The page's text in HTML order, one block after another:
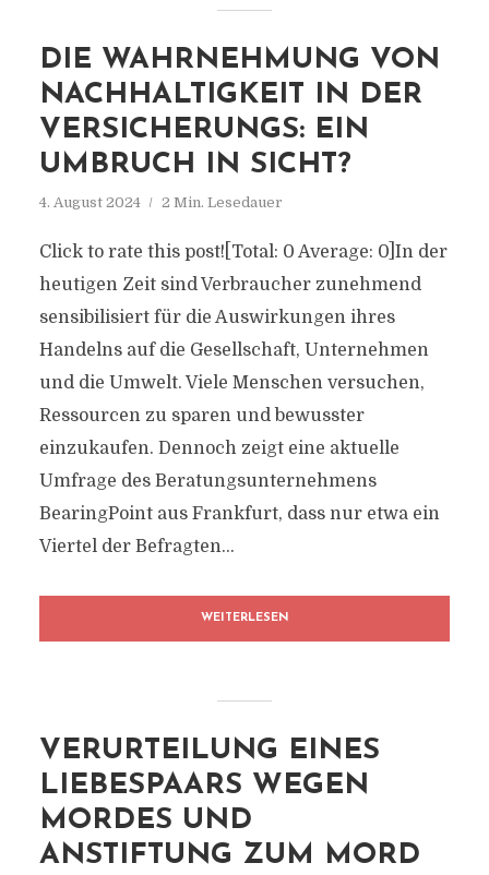
DIE WAHRNEHMUNG VON
NACHHALTIGKEIT IN DER
VERSICHERUNGS: EIN
UMBRUCH IN SICHT?
4. August 2024 2 Min. Lesedauer
Click to rate this post![Total: 0 Average: 0]In der
heutigen Zeit sind Verbraucher zunehmend
sensibilisiert für die Auswirkungen ihres
Handelns auf die Gesellschaft, Unternehmen
und die Umwelt. Viele Menschen versuchen,
Ressourcen zu sparen und bewusster
einzukaufen. Dennoch zeigt eine aktuelle
Umfrage des Beratungsunternehmens
BearingPoint aus Frankfurt, dass nur etwa ein
Viertel der Befragten...
WEITERLESEN
VERURTEILUNG EINES
LIEBESPAARS WEGEN
MORDES UND
ANSTIFTUNG ZUM MORD